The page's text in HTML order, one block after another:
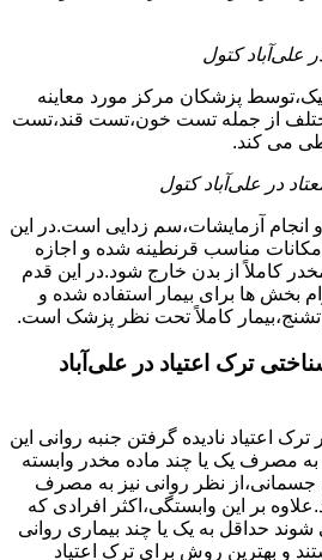
علی‌آباد کتول
پزشکان مرکز مورد معاینه
از جمله تست خون،تست قند،تست
می کند.
در علی‌آباد کتول
انجام آزمایشات،سم زدایی است.در این
مناسب قرنطینه شده و اجازه
کاملاً از بدن خارج شود.در این قدم
بخش ها برای بیمار استفاده شده و
تشنج،بیمار کاملاً تحت نظر پزشک است.
ترک اعتیاد در علی‌آباد
اعتیاد نادیده گرفتن جنبه روانی این
مصرف یک یا چند ماده مخدر وابسته
نظر روانی نیز به مصرف
بر این وابستگی،اکثر افرادی که
شوند حداقل به یک یا چند بیماری روانی
و بهترین روش برای ترک اعتیاد